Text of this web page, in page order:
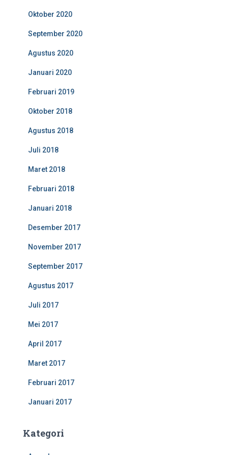
Oktober 2020
September 2020
Agustus 2020
Januari 2020
Februari 2019
Oktober 2018
Agustus 2018
Juli 2018
Maret 2018
Februari 2018
Januari 2018
Desember 2017
November 2017
September 2017
Agustus 2017
Juli 2017
Mei 2017
April 2017
Maret 2017
Februari 2017
Januari 2017
Kategori